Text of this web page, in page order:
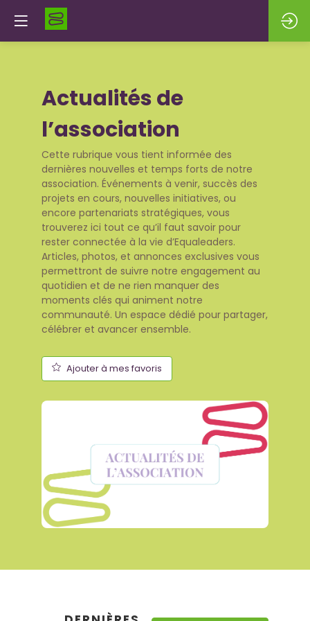
Actualités de
l’association
Cette rubrique vous tient informée des
dernières nouvelles et temps forts de notre
association. Événements à venir, succès des
projets en cours, nouvelles initiatives, ou
encore partenariats stratégiques, vous
trouverez ici tout ce qu’il faut savoir pour
rester connectée à la vie d’Equaleaders.
Articles, photos, et annonces exclusives vous
permettront de suivre notre engagement au
quotidien et de ne rien manquer des
moments clés qui animent notre
communauté. Un espace dédié pour partager,
célébrer et avancer ensemble.
Ajouter à mes favoris